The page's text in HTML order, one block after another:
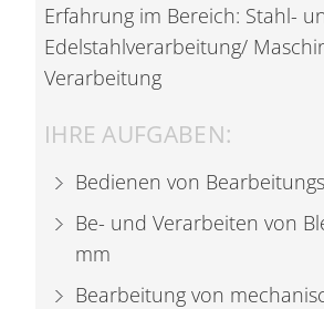
Erfahrung im Bereich: Stahl-
Edelstahlverarbeitung/
Verarbeitung
IHRE AUFGABEN:
Bedienen von
Be- und Verarbeiten von
mm
Bearbeitung von